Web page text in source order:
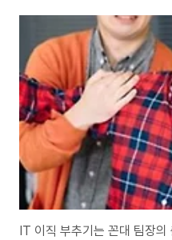
IT 이직 부추기는 꼰대 팀장